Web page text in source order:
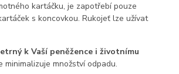
kartáčku, je zapotřebí pouze
s koncovkou. Rukojeť lze užívat
k Vaší peněžence i životnímu
minimalizuje množství odpadu.